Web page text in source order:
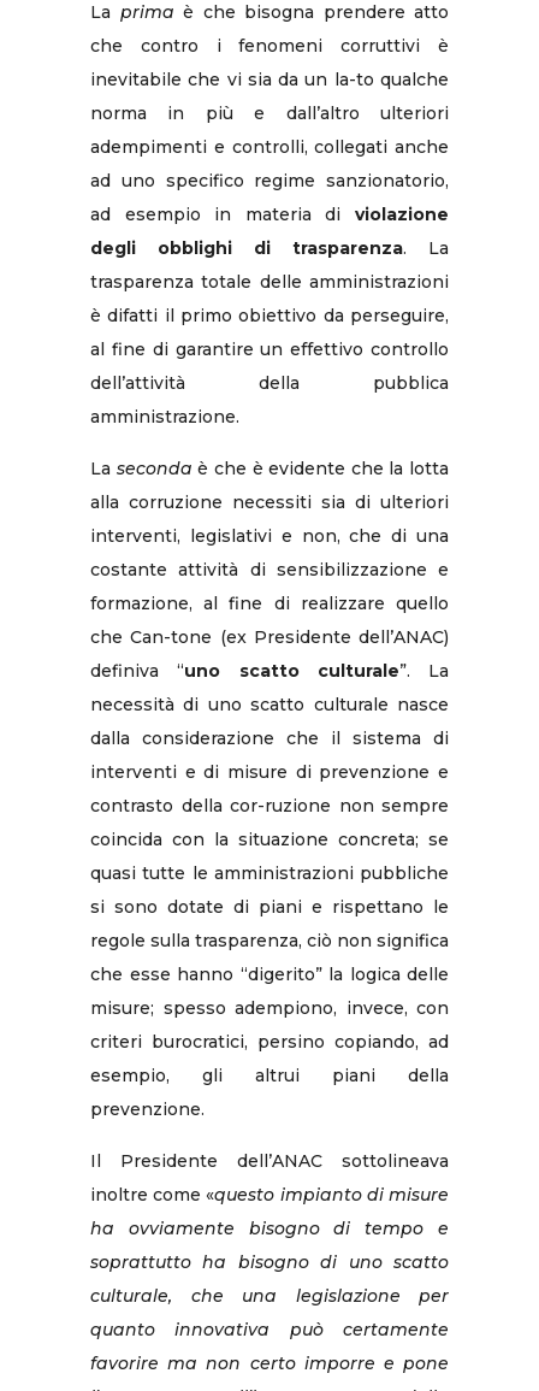
La prima è che bisogna prendere atto
che contro i fenomeni corruttivi è
inevitabile che vi sia da un la-to qualche
norma in più e dall’altro ulteriori
adempimenti e controlli, collegati anche
ad uno specifico regime sanzionatorio,
ad esempio in materia di violazione
degli obblighi di trasparenza. La
trasparenza totale delle amministrazioni
è difatti il primo obiettivo da perseguire,
al fine di garantire un effettivo controllo
dell’attività della pubblica
amministrazione.
La seconda è che è evidente che la lotta
alla corruzione necessiti sia di ulteriori
interventi, legislativi e non, che di una
costante attività di sensibilizzazione e
formazione, al fine di realizzare quello
che Can-tone (ex Presidente dell’ANAC)
definiva “uno scatto culturale”. La
necessità di uno scatto culturale nasce
dalla considerazione che il sistema di
interventi e di misure di prevenzione e
contrasto della cor-ruzione non sempre
coincida con la situazione concreta; se
quasi tutte le amministrazioni pubbliche
si sono dotate di piani e rispettano le
regole sulla trasparenza, ciò non significa
che esse hanno “digerito” la logica delle
misure; spesso adempiono, invece, con
criteri burocratici, persino copiando, ad
esempio, gli altrui piani della
prevenzione.
Il Presidente dell’ANAC sottolineava
inoltre come «questo impianto di misure
ha ovviamente bisogno di tempo e
soprattutto ha bisogno di uno scatto
culturale, che una legislazione per
quanto innovativa può certamente
favorire ma non certo imporre e pone